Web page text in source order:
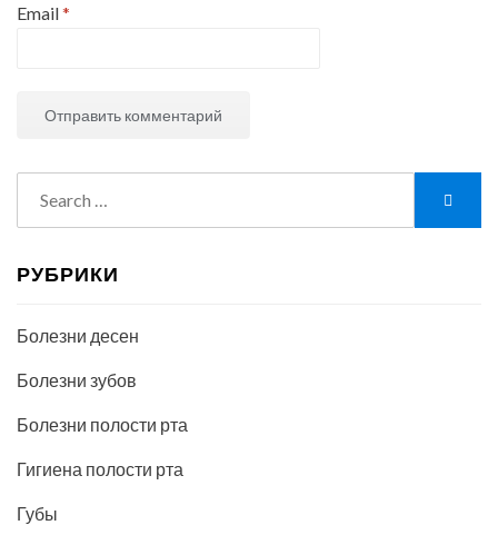
Email*
for:
РУБРИКИ
Болезни десен
Болезни зубов
Болезни полости рта
Гигиена полости рта
Губы